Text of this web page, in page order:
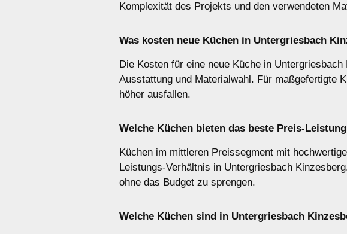
Komplexität des Projekts und den verwendeten
Was kosten neue Küchen in Untergriesbach
Die Kosten für eine neue Küche in
Ausstattung und Materialwahl. Für maßgefertigte
höher ausfallen.
Welche Küchen bieten das beste Preis-
Küchen im mittleren Preissegment mit
Leistungs-Verhältnis in Untergriesbach
ohne das Budget zu sprengen.
Welche Küchen sind in Untergriesbach